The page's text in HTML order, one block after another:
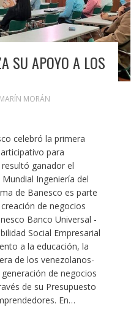
SU APOYO A LOS
MORÁN
celebró la primera
para
ganador el
Ingeniería del
de Banesco es parte
de negocios
Banco Universal -
Social Empresarial
a la educación, la
de los venezolanos-
de negocios
de su Presupuesto
En…